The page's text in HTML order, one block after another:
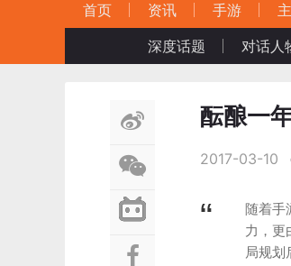
首页 资讯 手游
深度话题
对话人
酝酿一
2017-03-10
随着手
力，更
局规划